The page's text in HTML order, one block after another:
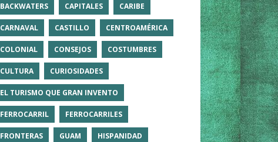
BACKWATERS CAPITALES CARIBE
CARNAVAL CASTILLO CENTROAMÉRICA
COLONIAL CONSEJOS COSTUMBRES
CULTURA CURIOSIDADES
EL TURISMO QUE GRAN INVENTO
FERROCARRIL FERROCARRILES
FRONTERAS GUAM HISPANIDAD